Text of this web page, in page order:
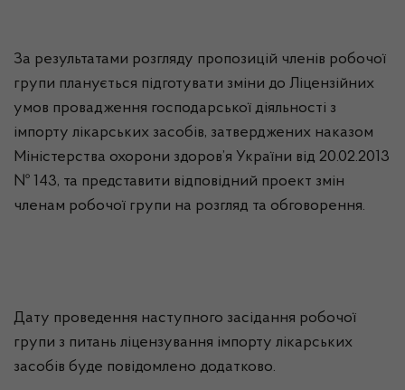
За результатами розгляду пропозицій членів робочої
групи планується підготувати зміни до Ліцензійних
умов провадження господарської діяльності з
імпорту лікарських засобів, затверджених наказом
Міністерства охорони здоров’я України від 20.02.2013
№ 143, та представити відповідний проект змін
членам робочої групи на розгляд та обговорення.
Дату проведення наступного засідання робочої
групи з питань ліцензування імпорту лікарських
засобів буде повідомлено додатково.